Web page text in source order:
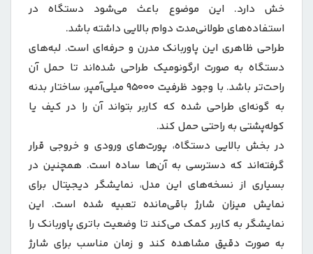
خش دارد. این موضوع باعث می‌شود دستگاه در
استفاده‌های طولانی‌مدت دوام بالایی داشته باشد.
طراحی ظاهری این پاوربانک مدرن و حرفه‌ای است. لبه‌های
دستگاه به صورت ارگونومیک طراحی شده‌اند تا حمل آن
راحت‌تر باشد. با وجود ظرفیت 95000 میلی‌آمپر، ساختار بدنه
به گونه‌ای طراحی شده که کاربر بتواند آن را در کیف یا
کوله‌پشتی به راحتی حمل کند.
در بخش بالایی دستگاه، پورت‌های ورودی و خروجی قرار
گرفته‌اند که دسترسی به آن‌ها ساده است. همچنین در
بسیاری از نسخه‌های این مدل، نمایشگر دیجیتال برای
نمایش میزان شارژ باقی‌مانده تعبیه شده است. این
نمایشگر به کاربر کمک می‌کند تا وضعیت باتری پاوربانک را
به صورت دقیق مشاهده کند و زمان مناسب برای شارژ